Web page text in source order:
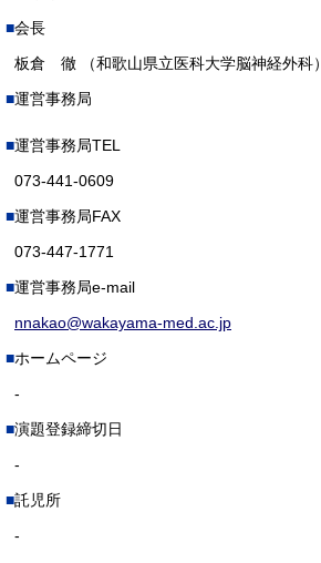
会長
板倉 徹 （和歌山県立医科大学脳神経外科）
運営事務局
運営事務局TEL
073-441-0609
運営事務局FAX
073-447-1771
運営事務局e-mail
nnakao@wakayama-med.ac.jp
ホームページ
-
演題登録締切日
-
託児所
-